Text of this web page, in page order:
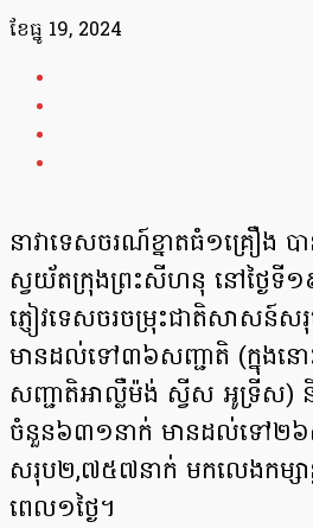
ខែ​ធ្នូ 19, 2024
នាវាទេសចរណ៍ខ្នាតធំ១គ្រឿង
ស្វយ័តក្រុងព្រះសីហនុ នៅថ្ងៃទី១
ភ្ញៀវទេសចរចម្រុះជាតិសាសន៍
មានដល់ទៅ៣៦សញ្ជាតិ (ក្នុងនោះ
សញ្ជាតិអាល្លឺម៉ង់ ស្វីស អូទ្រីស)
ចំនួន៦៣១នាក់ មានដល់ទៅ២៦
សរុប២,៧៥៧នាក់ មកលេងកម្សាន្
ពេល១ថ្ងៃ។